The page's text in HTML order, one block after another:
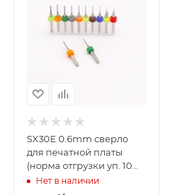
SX30E 0.6mm сверло
для печатной платы
(норма отгрузки уп. 10
шт.)Нет в наличии